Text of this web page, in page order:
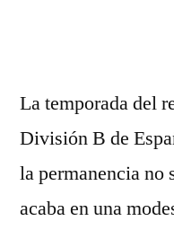
La temporada del
División B de
la permanencia
acaba en una